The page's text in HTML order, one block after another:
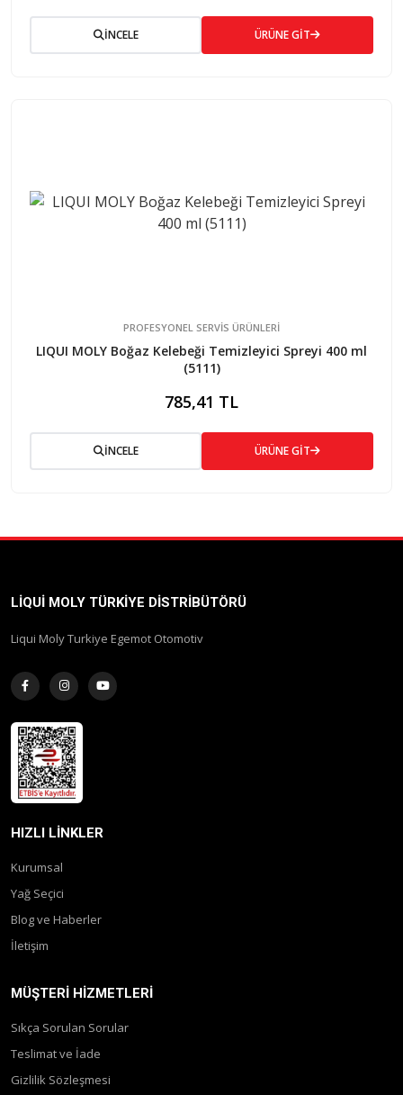
İNCELE ÜRÜNE GİT
PROFESYONEL SERVIS ÜRÜNLERI
LIQUI MOLY Boğaz Kelebeği Temizleyici Spreyi 400 ml
(5111)
785,41 TL
İNCELE ÜRÜNE GİT
LIQUI MOLY TÜRKIYE DISTRIBÜTÖRÜ
Liqui Moly Turkiye Egemot Otomotiv
HIZLI LINKLER
Kurumsal
Yağ Seçici
Blog ve Haberler
İletişim
MÜŞTERI HIZMETLERI
Sıkça Sorulan Sorular
Teslimat ve İade
Gizlilik Sözleşmesi